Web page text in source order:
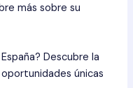
más sobre su
Descubre la
únicas